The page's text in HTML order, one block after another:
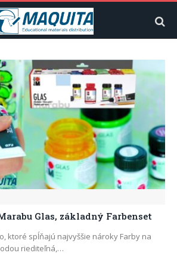
Glas, základný Farbenset
ktoré spĺňajú najvyššie nároky Farby na
riediteľná,…